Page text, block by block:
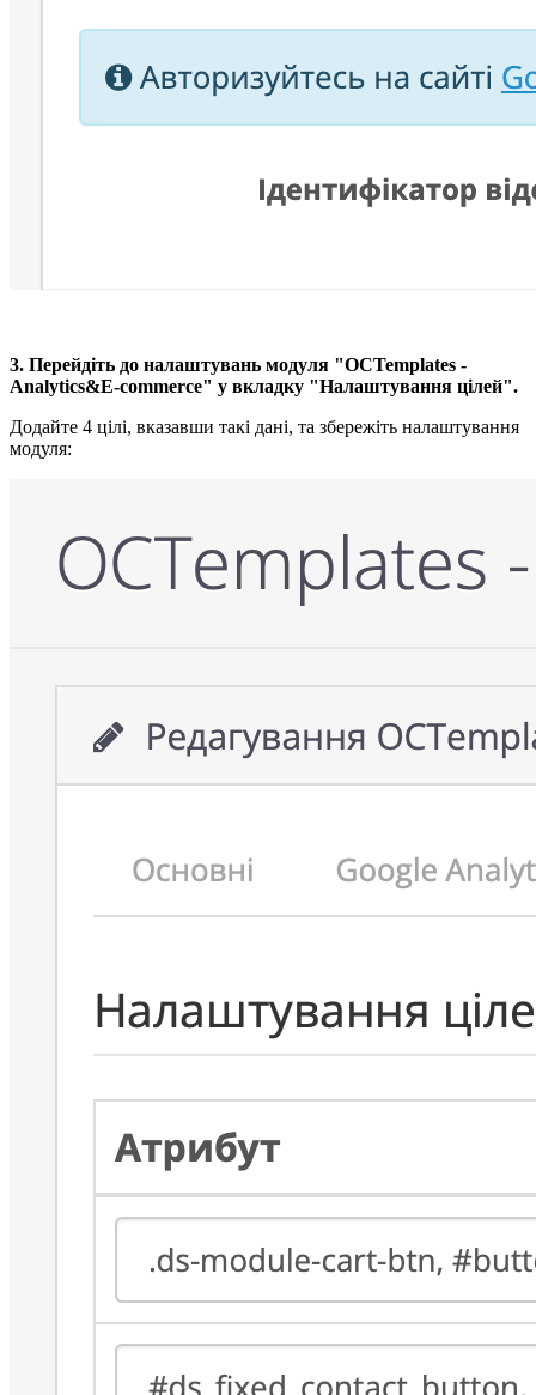
3. Перейдіть до налаштувань модуля "OCTemplates -
Analytics&E-commerce" у вкладку "Налаштування цілей".
Додайте 4 цілі, вказавши такі дані, та збережіть налаштування
модуля: